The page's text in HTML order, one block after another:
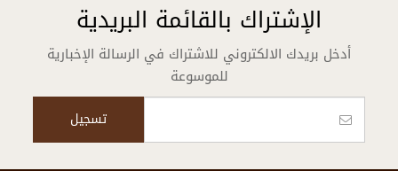
الإشتراك بالقائمة البريدية
أدخل بريدك الالكتروني للاشتراك في الرسالة الإخبارية
للموسوعة